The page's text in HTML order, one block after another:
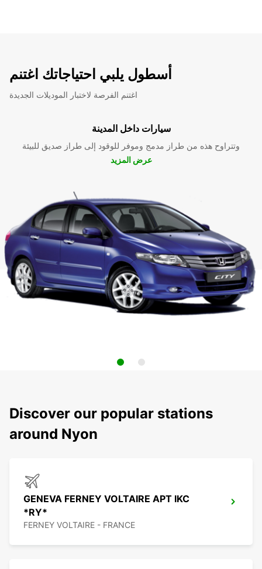
أسطول يلبي احتياجاتك اغتنم
اغتنم الفرصة لاختبار الموديلات الجديدة
سيارات داخل المدينة
وتتراوح هذه من طراز مدمج وموفر للوقود إلى طراز صديق للبيئة
عرض المزيد
Discover our popular stations
around Nyon
GENEVA FERNEY VOLTAIRE APT IKC
*RY*
FERNEY VOLTAIRE - FRANCE